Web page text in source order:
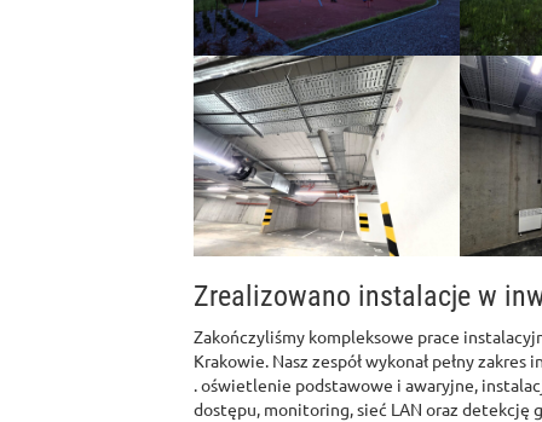
Zrealizowano instalacje w
Zakończyliśmy kompleksowe prace
Krakowie. Nasz zespół wykonał pełny
. oświetlenie podstawowe i awaryjne,
dostępu, monitoring, sieć LAN oraz detekcję